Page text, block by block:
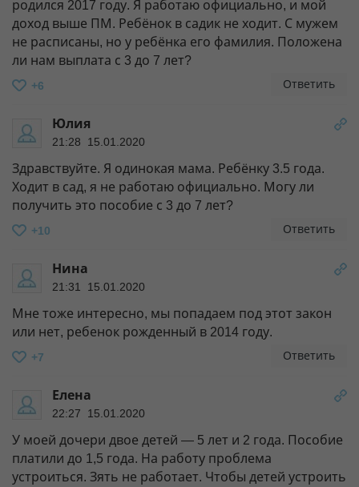
родился 2017 году. Я работаю официально, и мой
доход выше ПМ. Ребёнок в садик не ходит. С мужем
не расписаны, но у ребёнка его фамилия. Положена
ли нам выплата с 3 до 7 лет?
+6 Ответить
Юлия
21:28 15.01.2020
Здравствуйте. Я одинокая мама. Ребёнку 3.5 года.
Ходит в сад, я не работаю официально. Могу ли
получить это пособие с 3 до 7 лет?
+10 Ответить
Нина
21:31 15.01.2020
Мне тоже интересно, мы попадаем под этот закон
или нет, ребенок рожденный в 2014 году.
+7 Ответить
Елена
22:27 15.01.2020
У моей дочери двое детей — 5 лет и 2 года. Пособие
платили до 1,5 года. На работу проблема
устроиться. Зять не работает. Чтобы детей устроить